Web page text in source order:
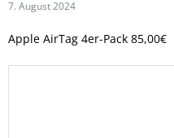
7. August 2024
Apple AirTag 4er-Pack 85,00€